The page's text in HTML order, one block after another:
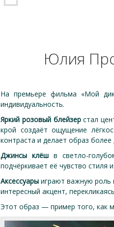
Юлия
На премьере фильма «Мой
индивидуальность.
Яркий розовый блейзерстал
крой создаёт ощущение
контраста и делает образ
Джинсы клёш в светло-
подчёркивает её чувство стиля
Аксессуары играют важную роль
интересный акцент,
Этот образ — пример того, как